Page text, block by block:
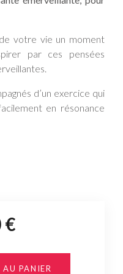
votre vie un moment
par ces pensées
d’un exercice qui
en résonance
€
PANIER